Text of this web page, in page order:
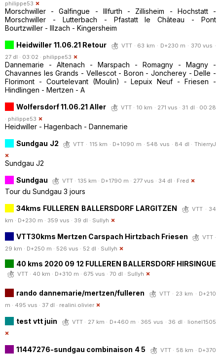
philippe53
Morschwiller - Galfingue - Illfurth - Zillisheim - Hochstatt -
Morschwiller - Lutterbach - Pfastatt le Château - Pont
Bourtzwiller - Illzach - Kingersheim
Heidwiller 11.06.21 Retour
VTT · 63 km · D+230 m · 370 vus ·
27 dl · 03:02 · philippe53
Dannemarie - Altenach - Marspach - Romagny - Magny -
Chavannes les Grands - Vellescot - Boron - Joncherey - Delle -
Florimont - Courtelevant (Moulin) - Lepuix Neuf - Friesen -
Hindlingen - Mertzen - A
Wolfersdorf 11.06.21 Aller
VTT · 10 km · 271 vus · 31 dl · 00:28
· philippe53
Heidwiller - Hagenbach - Dannemarie
Sundgau J2
VTT · 115 km · D+1090 m · 548 vus · 84 dl · ThierryJ
Sundgau J2
Sundgau
VTT · 135 km · D+1790 m · 277 vus · 34 dl · Fred
Tour du Sundgau 3 jours
34kms FULLEREN BALLERSDORF LARGITZEN
VTT · 34
km · D+230 m · 359 vus · 39 dl · Sullyh
VTT30kms Mertzen Carspach Hirtzbach Friesen
VTT ·
29 km · D+250 m · 526 vus · 52 dl · Sullyh
40 kms 2020 09 12 FULLEREN BALLERSDORF HIRSINGUE
VTT · 40 km · D+310 m · 675 vus · 70 dl · Sullyh
rando dannemarie/mertzen/fulleren
VTT · 23 km · D+210
m · 495 vus · 37 dl · realini.olivier
test vtt juin VTT · 27 km · D+460 m · 365 vus · 36 dl · lionel1505
11447276-sundgau combinaison 4 5
VTT · 58 km · D+370